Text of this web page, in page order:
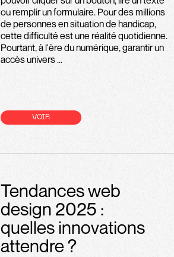
ou remplir un formulaire. Pour des millions
de personnes en situation de handicap,
cette difficulté est une réalité quotidienne.
Pourtant, à l'ère du numérique, garantir un
accès univers ...
VOIR
Tendances web
design 2025 :
quelles innovations
attendre ?